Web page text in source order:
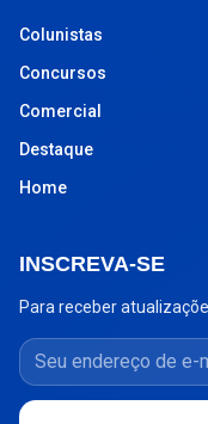
Colunistas
Concursos
Comercial
Destaque
Home
INSCREVA-SE
Para receber
Seu endereço de e-mail